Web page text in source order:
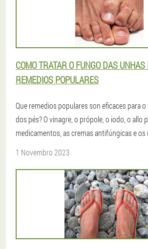
COMO TRATAR O FUNGO DAS
REMEDIOS POPULARES
Que remedios populares son eficaces para
dos pés? O vinagre, o própole, o iodo, o allo
medicamentos, as cremas antifúngicas e
1 Novembro 2023